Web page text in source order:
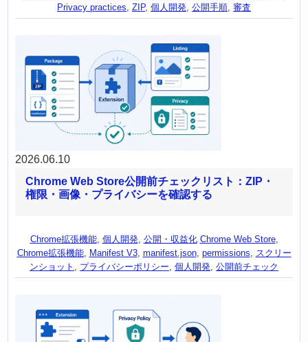
Privacy practices ZIP, 個人開発 公開手順 審査
2026.06.10
Chrome Web Store公開前チェックリスト：ZIP・
権限・画像・プライバシーを確認する
Chrome拡張機能, 個人開発, 公開・収益化 Chrome Web Store,
Chrome拡張機能, Manifest V3, manifest.json, permissions, スクリー
ンショット , プライバシーポリシー, 個人開発, 公開前チェック